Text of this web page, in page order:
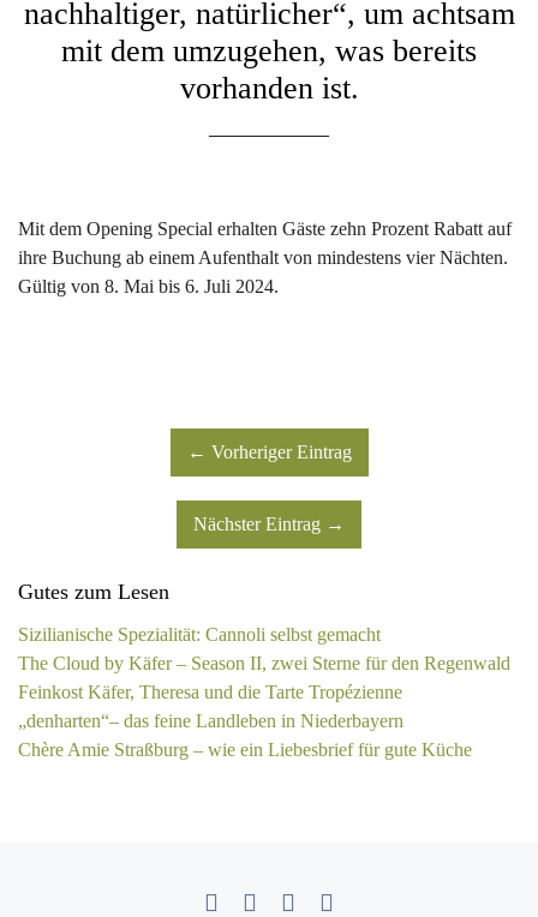
nachhaltiger, natürlicher“, um achtsam
mit dem umzugehen, was bereits
vorhanden ist.
Mit dem Opening Special erhalten Gäste zehn Prozent Rabatt auf
ihre Buchung ab einem Aufenthalt von mindestens vier Nächten.
Gültig von 8. Mai bis 6. Juli 2024.
← Vorheriger Eintrag
Nächster Eintrag →
Gutes zum Lesen
Sizilianische Spezialität: Cannoli selbst gemacht
The Cloud by Käfer – Season II, zwei Sterne für den Regenwald
Feinkost Käfer, Theresa und die Tarte Tropézienne
„denharten“– das feine Landleben in Niederbayern
Chère Amie Straßburg – wie ein Liebesbrief für gute Küche